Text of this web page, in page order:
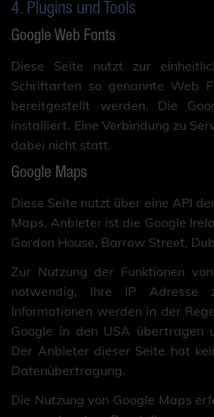
4. Plugins und Tools
Google Web Fonts
Diese Seite nutzt zur
Schriftarten so genannte Web
bereitgestellt werden. Die
installiert. Eine Verbindung zu
dabei nicht statt.
Google Maps
Diese Seite nutzt über eine API
Maps. Anbieter ist die Google
Gordon House, Barrow Street,
Zur Nutzung der Funktionen
notwendig, Ihre IP Adresse
Informationen werden in der
Google in den USA übertragen
Der Anbieter dieser Seite hat
Datenübertragung.
Die Nutzung von Google Maps